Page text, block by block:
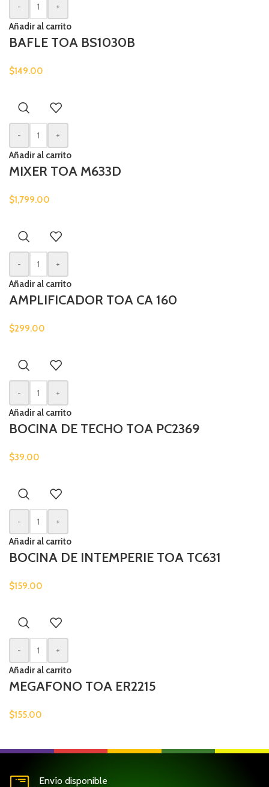
-
+
Añadir al carrito
BAFLE TOA BS1030B
$149.00
-
+
Añadir al carrito
MIXER TOA M633D
$1,799.00
-
+
Añadir al carrito
AMPLIFICADOR TOA CA 160
$299.00
-
+
Añadir al carrito
BOCINA DE TECHO TOA PC2369
$39.00
-
+
Añadir al carrito
BOCINA DE INTEMPERIE TOA TC631
$159.00
-
+
Añadir al carrito
MEGAFONO TOA ER2215
$155.00
Envío disponible